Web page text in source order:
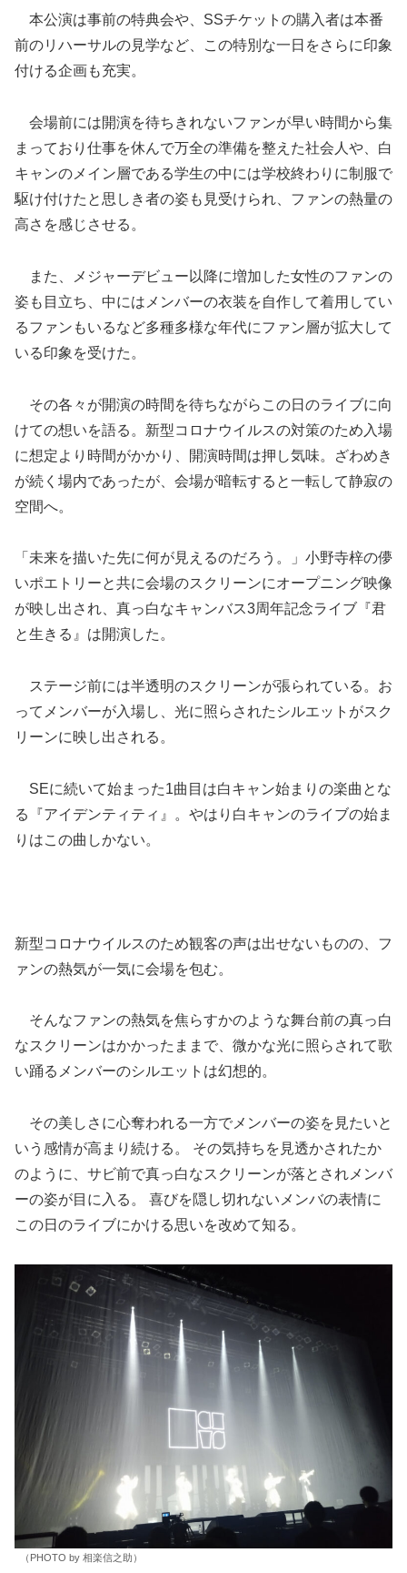
本公演は事前の特典会や、SSチケットの購入者は本番
前のリハーサルの見学など、この特別な一日をさらに印象
付ける企画も充実。
会場前には開演を待ちきれないファンが早い時間から集
まっており仕事を休んで万全の準備を整えた社会人や、白
キャンのメイン層である学生の中には学校終わりに制服で
駆け付けたと思しき者の姿も見受けられ、ファンの熱量の
高さを感じさせる。
また、メジャーデビュー以降に増加した女性のファンの
姿も目立ち、中にはメンバーの衣装を自作して着用してい
るファンもいるなど多種多様な年代にファン層が拡大して
いる印象を受けた。
その各々が開演の時間を待ちながらこの日のライブに向
けての想いを語る。新型コロナウイルスの対策のため入場
に想定より時間がかかり、開演時間は押し気味。ざわめき
が続く場内であったが、会場が暗転すると一転して静寂の
空間へ。
「未来を描いた先に何が見えるのだろう。」小野寺梓の儚
いポエトリーと共に会場のスクリーンにオープニング映像
が映し出され、真っ白なキャンバス3周年記念ライブ『君
と生きる』は開演した。
ステージ前には半透明のスクリーンが張られている。お
ってメンバーが入場し、光に照らされたシルエットがスク
リーンに映し出される。
SEに続いて始まった1曲目は白キャン始まりの楽曲とな
る『アイデンティティ』。やはり白キャンのライブの始ま
りはこの曲しかない。
新型コロナウイルスのため観客の声は出せないものの、フ
ァンの熱気が一気に会場を包む。
そんなファンの熱気を焦らすかのような舞台前の真っ白
なスクリーンはかかったままで、微かな光に照らされて歌
い踊るメンバーのシルエットは幻想的。
その美しさに心奪われる一方でメンバーの姿を見たいと
いう感情が高まり続ける。 その気持ちを見透かされたか
のように、サビ前で真っ白なスクリーンが落とされメンバ
ーの姿が目に入る。 喜びを隠し切れないメンバの表情に
この日のライブにかける思いを改めて知る。
（PHOTO by 相楽信之助）